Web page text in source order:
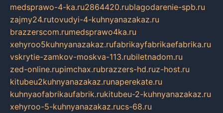
medsprawo-4-ka.ru2864420.rublagodarenie-spb.ru
zajmy24.rutovudyi-4-kuhnyanazakaz.ru
brazzerscom.rumedsprawo4ka.ru
xehyroo5kuhnyanazakaz.rufabrikayfabrikaefabrika.ru
vskrytie-zamkov-moskva-113.rubiletnadom.ru
zed-online.rupimchax.rubrazzers-hd.ruz-host.ru
kitubeu2kuhnyanazakaz.runaperekate.ru
kuhnyaofabrikaufabrik.rukitubeu-2-kuhnyanazakaz.ru
xehyroo-5-kuhnyanazakaz.rucs-68.ru